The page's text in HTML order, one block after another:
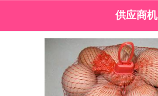
供应商机